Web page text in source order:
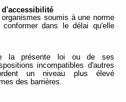
d'accessibilité
soumis à une norme
dans le délai qu'elle
la présente loi ou de ses
incompatibles d'autres
un niveau plus élevé
des barrières.